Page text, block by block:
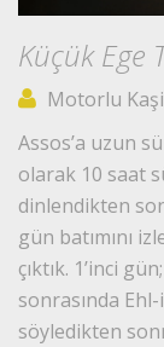
Küçük Ege
Motorlu
Assos’a uzun
olarak 10 saat
dinlendikten
gün batımını
çıktık. 1’inci
sonrasında
söyledikten